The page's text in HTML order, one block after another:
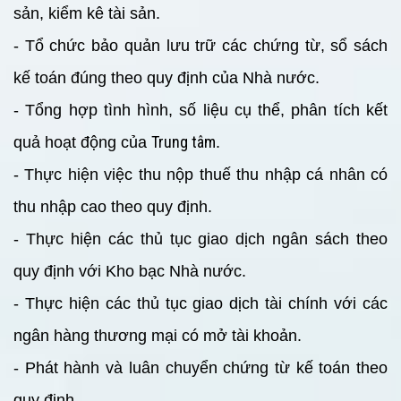
sản, kiểm kê tài sản.
- Tổ chức bảo quản lưu trữ các chứng từ, sổ sách
kế toán đúng theo quy định của Nhà nước.
- Tổng hợp tình hình, số liệu cụ thể, phân tích kết
quả hoạt động của Trung tâm.
- Thực hiện việc thu nộp thuế thu nhập cá nhân có
thu nhập cao theo quy định.
- Thực hiện các thủ tục giao dịch ngân sách theo
quy định với Kho bạc Nhà nước.
- Thực hiện các thủ tục giao dịch tài chính với các
ngân hàng thương mại có mở tài khoản.
- Phát hành và luân chuyển chứng từ kế toán theo